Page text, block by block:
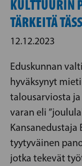
KULTTUURIN
TÄRKEITÄ
12.12.2023
Eduskunnan
hyväksynyt
talousarviosta
varan eli
Kansanedustaja
tyytyväinen
jotka tekevät